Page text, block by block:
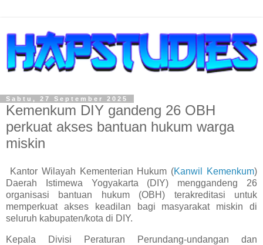
Sabtu, 27 September 2025
Kemenkum DIY gandeng 26 OBH
perkuat akses bantuan hukum warga
miskin
Kantor Wilayah Kementerian Hukum (Kanwil Kemenkum)
Daerah Istimewa Yogyakarta (DIY) menggandeng 26
organisasi bantuan hukum (OBH) terakreditasi untuk
memperkuat akses keadilan bagi masyarakat miskin di
seluruh kabupaten/kota di DIY.
Kepala Divisi Peraturan Perundang-undangan dan